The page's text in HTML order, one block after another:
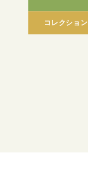
コレクション